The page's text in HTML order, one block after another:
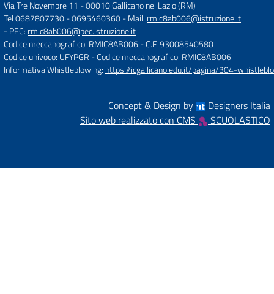
Via Tre Novembre 11 -00010 Gallicano nel Lazio (RM)
Tel 0687807730 - 0695460360- Mail: rmic8ab006@istruzione.it
- PEC: rmic8ab006@pec.istruzione.it
Codice meccanografico: RMIC8AB006- C.F. 93008540580
Codice univoco: UFYPGR - Codice meccanografico: RMIC8AB006
Informativa Whistleblowing: https://icgallicano.edu.it/pagina/304-
Concept & Design by
Designers Italia
Sito web realizzato con CMS
SCUOLASTICO